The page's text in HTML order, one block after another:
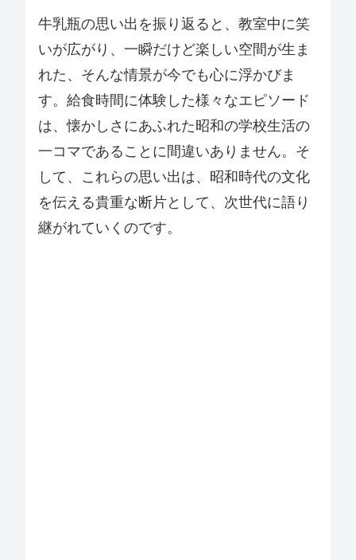
牛乳瓶の思い出を振り返ると、教室中に笑
いが広がり、一瞬だけど楽しい空間が生ま
れた、そんな情景が今でも心に浮かびま
す。給食時間に体験した様々なエピソード
は、懐かしさにあふれた昭和の学校生活の
一コマであることに間違いありません。そ
して、これらの思い出は、昭和時代の文化
を伝える貴重な断片として、次世代に語り
継がれていくのです。